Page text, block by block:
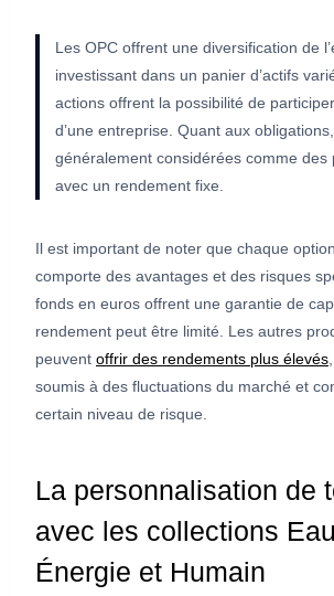
Les OPC offrent une diversification de
investissant dans un panier d’actifs
actions offrent la possibilité de
d’une entreprise. Quant aux
généralement considérées comme des
avec un rendement fixe.
Il est important de noter que chaque
comporte des avantages et des risques
fonds en euros offrent une garantie de
rendement peut être limité. Les autres
peuvent offrir des rendements plus élevés
soumis à des fluctuations du marché et
certain niveau de risque.
La personnalisation de
avec les collections
Énergie et Humain